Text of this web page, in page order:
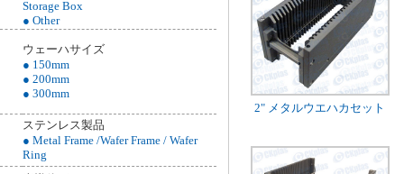
Storage Box
● Other
ウェーハサイズ
● 150mm
● 200mm
● 300mm
ステンレス製品
● Metal Frame /Wafer Frame / Wafer
Ring
2" メタルウエハカセット